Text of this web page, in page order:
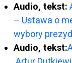
Audio, tekst:
– Ustawa o
wybory
Audio, tekst: